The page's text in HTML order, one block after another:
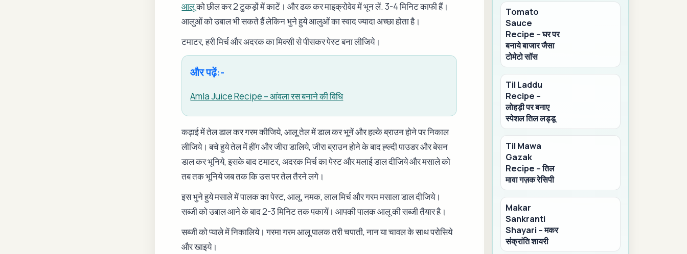
आलूको छील कर 2 टुकड़ों में काटें। और ढक कर माइक्रोवेव में भून लें. 3-4 मिनिट काफी हैं।
आलुओं को उबाल भी सकते हैं लेकिन भुने हुये आलुओं का स्वाद ज्यादा अच्छा होता है।
टमाटर, हरी मिर्च और अदरक का मिक्सी से पीसकर पेस्ट बना लीजिये।
और पढ़ें:-
Amla Juice Recipe – आंवला रस बनाने की विधि
कढ़ाई में तेल डाल कर गरम कीजिये, आलू तेल में डाल कर भूनें और हल्के ब्राउन होने पर निकाल
लीजिये। बचे हुये तेल में हींग और जीरा डालिये, जीरा ब्राउन होने के बाद ह्ल्दी पाउडर और बेसन
डाल कर भूनिये, इसके बाद टमाटर, अदरक मिर्च का पेस्ट और मलाई डाल दीजिये और मसाले को
तब तक भूनिये जब तक कि उस पर तेल तैरने लगे।
इस भुने हुये मसाले में पालक का पेस्ट, आलू, नमक, लाल मिर्च और गरम मसाला डाल दीजिये।
सब्जी को उबाल आने के बाद 2-3 मिनिट तक पकायें। आपकी पालक आलू की सब्जी तैयार है।
सब्जी को प्याले में निकालिये। गरमा गरम आलू पालक तरी चपाती, नान या चावल के साथ परोसिये
और खाइये।
Tomato
Sauce
Recipe – घर पर
बनाये बाजार जैसा
टोमेटो सॉस
Til Laddu
Recipe –
लोहड़ी पर बनाए
स्पेशल तिल लड्डू
Til Mawa
Gazak
Recipe – तिल
मावा गज़क रेसिपी
Makar
Sankranti
Shayari – मकर
संक्रांति शायरी